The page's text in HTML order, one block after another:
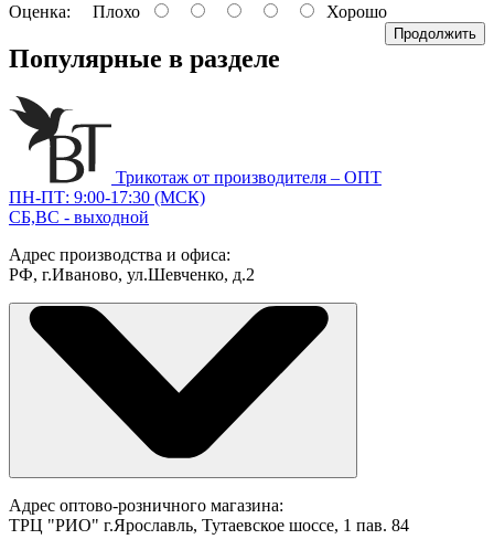
Оценка: Плохо Хорошо
Продолжить
Популярные в разделе
Трикотаж от производителя – ОПТ
ПН-ПТ: 9:00-17:30 (МСК)
СБ,ВС - выходной
Адрес производства и офиса:
РФ, г.Иваново, ул.Шевченко, д.2
Адрес оптово-розничного магазина:
ТРЦ "РИО" г.Ярославль, Тутаевское шоссе, 1 пав. 84